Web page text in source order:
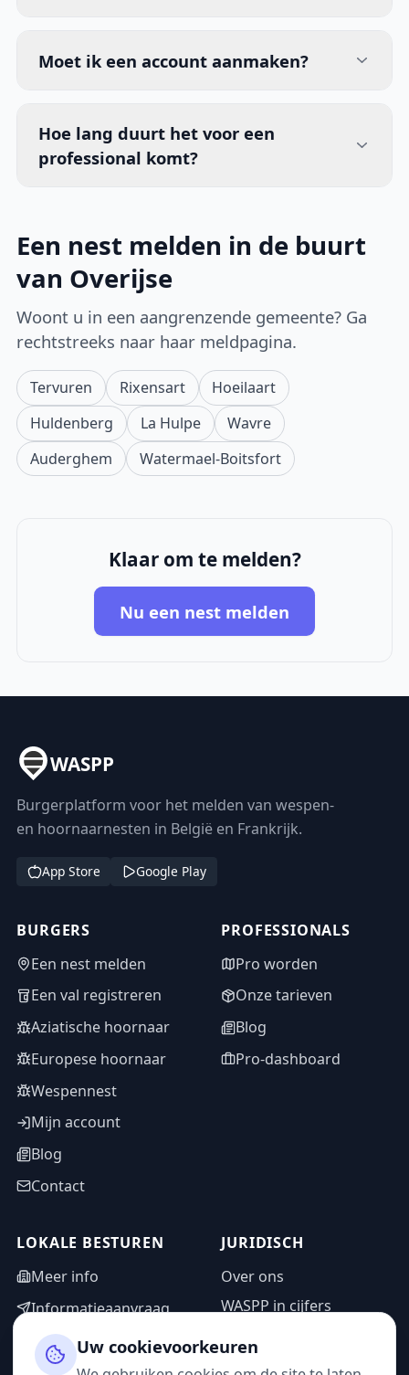
Moet ik een account aanmaken?
Hoe lang duurt het voor een
professional komt?
Een nest melden in de buurt
van Overijse
Woont u in een aangrenzende gemeente? Ga
rechtstreeks naar haar meldpagina.
Tervuren Rixensart
Hoeilaart
Huldenberg
La Hulpe
Wavre
Auderghem
Watermael-Boitsfort
Klaar om te melden?
Nu een nest melden
WASPP
Burgerplatform voor het melden van wespen-
en hoornaarnesten in België en Frankrijk.
App Store Google Play
BURGERS
Een nest melden
Een val registreren
Aziatische hoornaar
Europese hoornaar
Wespennest
Mijn account
Blog
Contact
PROFESSIONALS
Pro worden
Onze tarieven
Blog
Pro-dashboard
LOKALE BESTUREN
Meer info
Informatieaanvraag
Adminzone
JURIDISCH
Over ons
WASPP in cijfers
Privacybeleid
Uw cookievoorkeuren